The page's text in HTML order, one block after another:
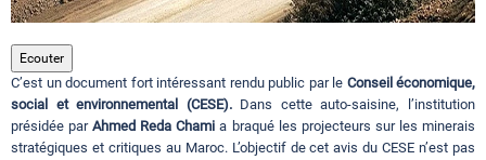
Evenements
Contact
Ecouter
C’est un document fort intéressant rendu public par le Conseil économique,
social et environnemental (CESE).Dans cette auto-saisine, l’institution
présidée parAhmed Reda Chami a braqué les projecteurs sur les minerais
stratégiques et critiques au Maroc. L’objectif de cet avis du CESE n’est pas